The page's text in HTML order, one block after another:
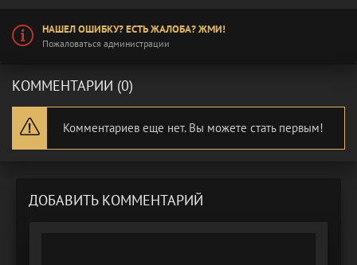
НАШЕЛ ОШИБКУ? ЕСТЬ ЖАЛОБА? ЖМИ!
Пожаловаться администрации
КОММЕНТАРИИ (0)
Комментариев еще нет. Вы можете стать первым!
ДОБАВИТЬ КОММЕНТАРИЙ